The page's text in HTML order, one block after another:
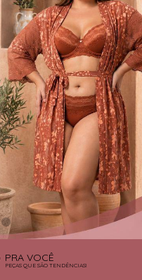
PRA VOCÊ
PEÇAS QUE SÃO TENDÊNCIAS!